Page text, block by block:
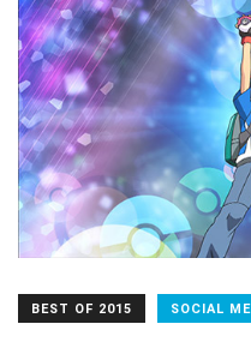
BEST OF 2015 SOCIAL